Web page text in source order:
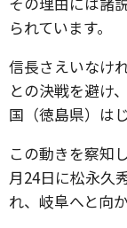
られています。
信長さえいなけ
との決戦を避け
国（徳島県）は
この動きを察知
月24日に松永久
れ、岐阜へと向か